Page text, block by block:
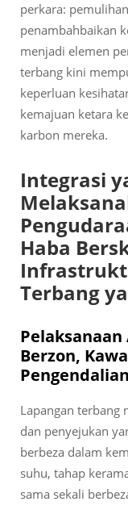
perkara:
penambahbaikan
menjadi elemen
terbang kini
keperluan
kemajuan ketara
karbon mereka.
Integrasi
Haba
Terbang
Berzon,
Lapangan terbang
dan penyejukan
berbeza dalam
suhu, tahap
sama sekali